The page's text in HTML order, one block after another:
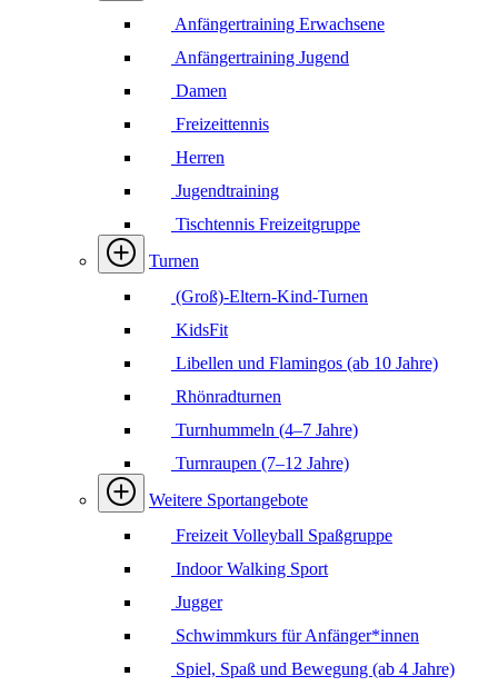
Anfängertraining Erwachsene
Anfängertraining Jugend
Damen
Freizeittennis
Herren
Jugendtraining
Tischtennis Freizeitgruppe
Turnen
(Groß)-Eltern-Kind-Turnen
KidsFit
Libellen und Flamingos (ab 10 Jahre)
Rhönradturnen
Turnhummeln (4–7 Jahre)
Turnraupen (7–12 Jahre)
Weitere Sportangebote
Freizeit Volleyball Spaßgruppe
Indoor Walking Sport
Jugger
Schwimmkurs für Anfänger*innen
Spiel, Spaß und Bewegung (ab 4 Jahre)